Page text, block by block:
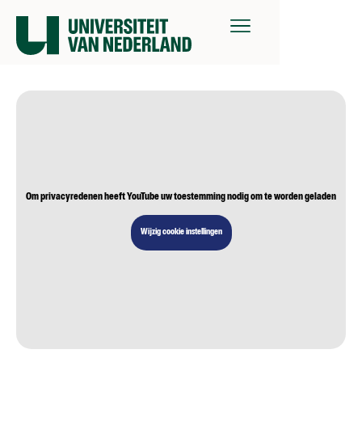
Om privacyredenen heeft YouTube uw toestemming nodig om te worden geladen
Wijzig cookie instellingen